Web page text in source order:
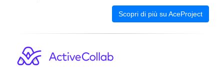
Scopri di più su AceProject